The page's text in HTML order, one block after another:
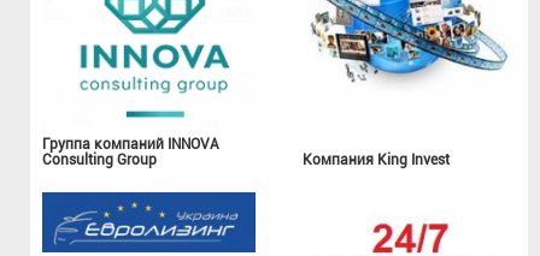
Группа компаний INNOVA
Consulting Group
Компания King Invest